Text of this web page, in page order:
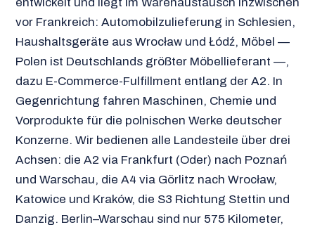
entwickelt und liegt im Warenaustausch inzwischen
vor Frankreich: Automobilzulieferung in Schlesien,
Haushaltsgeräte aus Wrocław und Łódź, Möbel —
Polen ist Deutschlands größter Möbellieferant —,
dazu E-Commerce-Fulfillment entlang der A2. In
Gegenrichtung fahren Maschinen, Chemie und
Vorprodukte für die polnischen Werke deutscher
Konzerne. Wir bedienen alle Landesteile über drei
Achsen: die A2 via Frankfurt (Oder) nach Poznań
und Warschau, die A4 via Görlitz nach Wrocław,
Katowice und Kraków, die S3 Richtung Stettin und
Danzig. Berlin–Warschau sind nur 575 Kilometer,